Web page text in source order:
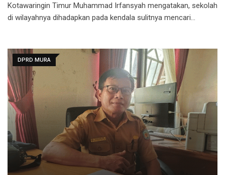
Kotawaringin Timur Muhammad Irfansyah mengatakan, sekolah
di wilayahnya dihadapkan pada kendala sulitnya mencari…
DPRD MURA